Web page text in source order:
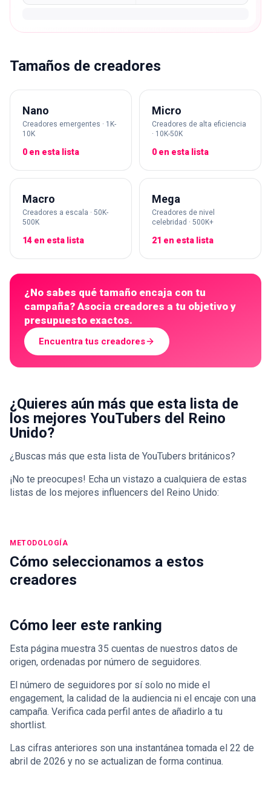
Tamaños de creadores
Nano
Creadores emergentes · 1K-
10K
0 en esta lista
Micro
Creadores de alta eficiencia
· 10K-50K
0 en esta lista
Macro
Creadores a escala · 50K-
500K
14 en esta lista
Mega
Creadores de nivel
celebridad · 500K+
21 en esta lista
¿No sabes qué tamaño encaja con tu
campaña? Asocia creadores a tu objetivo y
presupuesto exactos.
Encuentra tus creadores
¿Quieres aún más que esta lista de
los mejores YouTubers del Reino
Unido?
¿Buscas más que esta lista de YouTubers británicos?
¡No te preocupes! Echa un vistazo a cualquiera de estas
listas de los mejores influencers del Reino Unido:
METODOLOGÍA
Cómo seleccionamos a estos
creadores
Cómo leer este ranking
Esta página muestra 35 cuentas de nuestros datos de
origen, ordenadas por número de seguidores.
El número de seguidores por sí solo no mide el
engagement, la calidad de la audiencia ni el encaje con una
campaña. Verifica cada perfil antes de añadirlo a tu
shortlist.
Las cifras anteriores son una instantánea tomada el 22 de
abril de 2026 y no se actualizan de forma continua.